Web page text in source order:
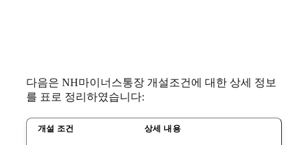
다음은 NH마이너스통장 개설조건에 대한 상세 정보
를 표로 정리하였습니다:
개설 조건 상세 내용